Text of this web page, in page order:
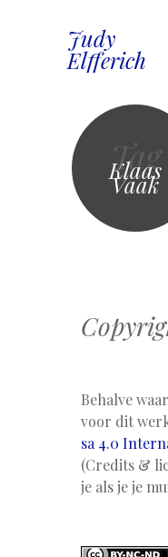
Judy
Elfferich
Spring
naar
Tag
Klaas
Vaak
Behalve
voor dit
sa 4.0
(Credits &
je als je je